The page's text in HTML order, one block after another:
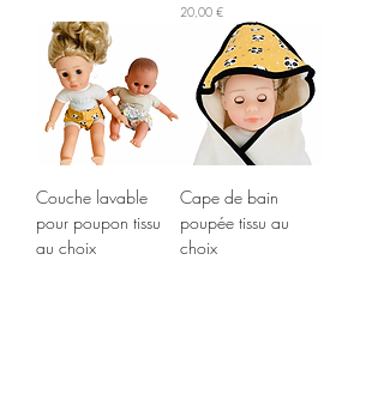
Prix
20,00 €
Couche lavable
pour poupon tissu
au choix
Cape de bain
poupée tissu au
choix